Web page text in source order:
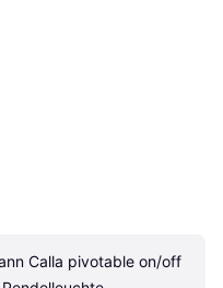
Calla pivotable on/off